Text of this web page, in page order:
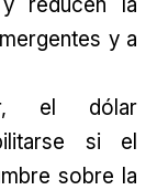
y a
el dólar
si el
sobre la